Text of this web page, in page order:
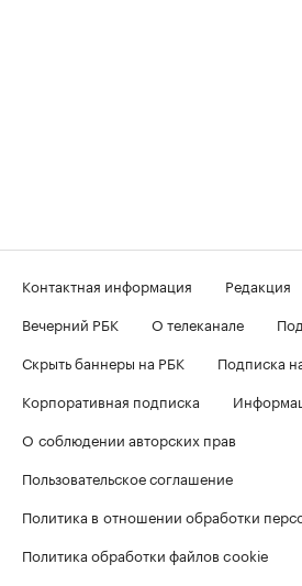
Контактная информация Редакция
Вечерний РБК
О телеканале
Скрыть баннеры на РБК
Подписка
Корпоративная подписка
О соблюдении авторских прав
Пользовательское соглашение
Политика в отношении обработки
Политика обработки файлов cookie